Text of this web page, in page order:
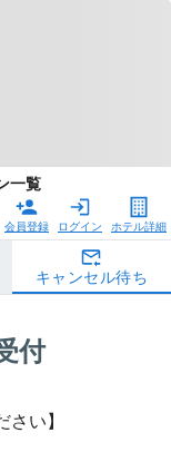
一覧
ホテル詳細
ログイン
会員登録
キャンセル待ち
付
さい】